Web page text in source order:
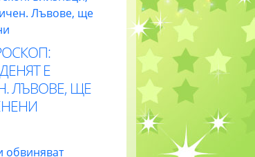
Е
ЛЪВОВЕ, ЩЕ